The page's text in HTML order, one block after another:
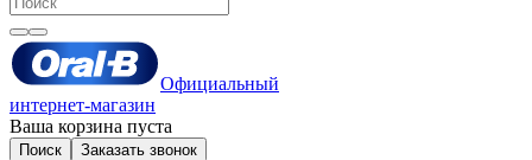
Официальный
интернет-магазин
Ваша корзина пуста
Поиск Заказать звонок